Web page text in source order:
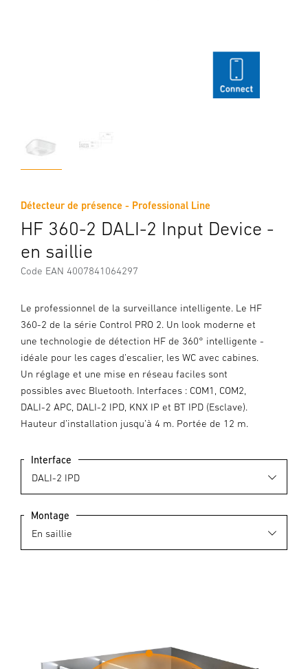
Détecteur de présence - Professional Line
HF 360-2 DALI-2 Input Device -
en saillie
Code EAN 4007841064297
Le professionnel de la surveillance intelligente. Le HF
360-2 de la série Control PRO 2. Un look moderne et
une technologie de détection HF de 360° intelligente -
idéale pour les cages d’escalier, les WC avec cabines.
Un réglage et une mise en réseau faciles sont
possibles avec Bluetooth. Interfaces : COM1, COM2,
DALI-2 APC, DALI-2 IPD, KNX IP et BT IPD (Esclave).
Hauteur d’installation jusqu’à 4 m. Portée de 12 m.
Interface
Montage